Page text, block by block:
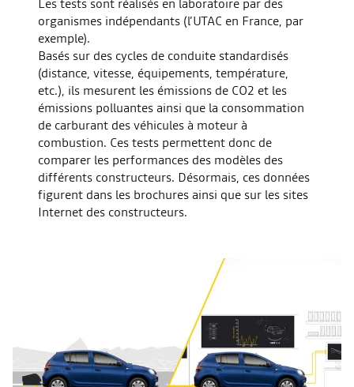
organismes indépendants (l’UTAC en France, par
exemple).
Basés sur des cycles de conduite standardisés
(distance, vitesse, équipements, température,
etc.), ils mesurent les émissions de CO2 et les
émissions polluantes ainsi que la consommation
de carburant des véhicules à moteur à
combustion. Ces tests permettent donc de
comparer les performances des modèles des
différents constructeurs. Désormais, ces données
figurent dans les brochures ainsi que sur les sites
Internet des constructeurs.